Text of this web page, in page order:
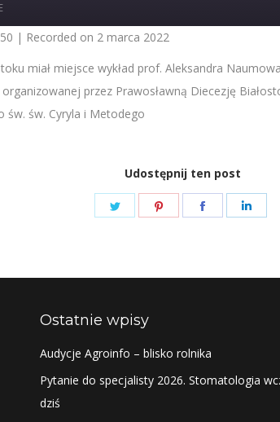
| Recorded on 2 marca 2022
miał miejsce wykład prof. Aleksandra
przez Prawosławną Diecezję
św. św. Cyryla i Metodego
Udostępnij ten post
Share
Share
Share
Ostatnie wpisy
Audycje Agroinfo – blisko rolnika
Pytanie do specjalisty 2026. Stomatologia
dziś